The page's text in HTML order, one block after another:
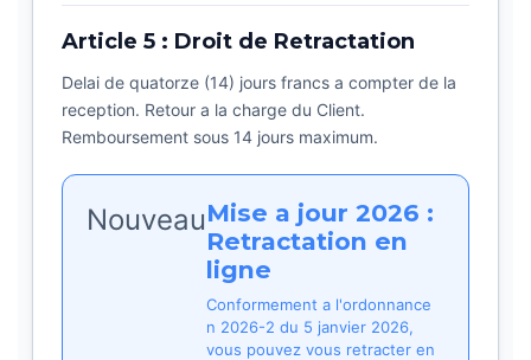
Article 5 : Droit de Retractation
Delai de quatorze (14) jours francs a compter de la
reception. Retour a la charge du Client.
Remboursement sous 14 jours maximum.
NouveauMise a jour 2026 :
Retractation en
ligne
Conformement a l'ordonnance
n 2026-2 du 5 janvier 2026,
vous pouvez vous retracter en